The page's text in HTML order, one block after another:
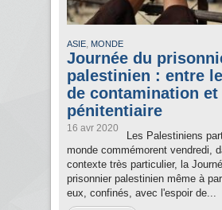
ASIE, MONDE
Journée du
palestinien : entre
de contamination
pénitentiaire
16 avr 2020
Les Palestiniens
monde commémorent vendredi,
contexte très particulier, la
prisonnier palestinien même à
eux, confinés, avec l'espoir de...